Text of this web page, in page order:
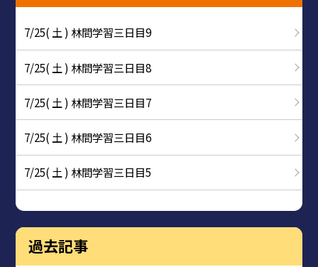
7/25( 土 ) 林間学習三日目9
7/25( 土 ) 林間学習三日目8
7/25( 土 ) 林間学習三日目7
7/25( 土 ) 林間学習三日目6
7/25( 土 ) 林間学習三日目5
過去記事